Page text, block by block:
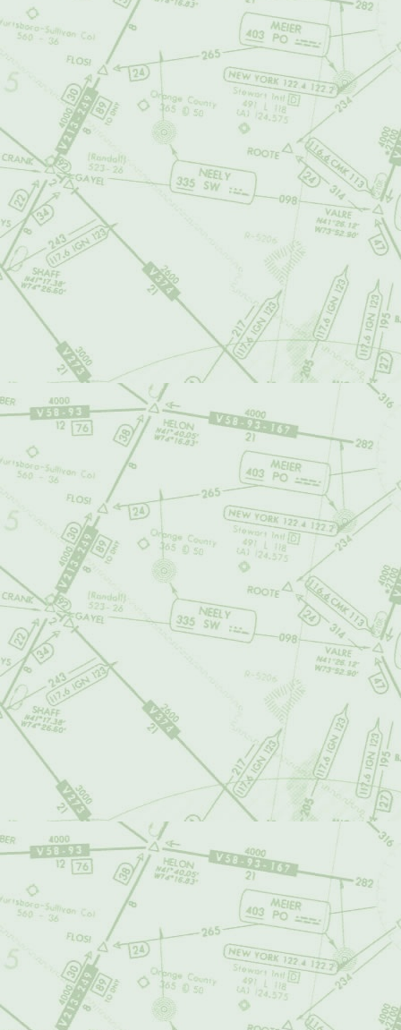
Nota importante:
usuarios a
vulnerara algún
posible para
2. DE LOS
airalandalus.org
usuarios, dicho
y/o educativo, o
airalandalus.org
pueda contener
forma, los
3. DE LOS
airalandalus.org
contenidos del
falsedades, no
De igual
acuerdo por
airalandalus.org
manera. La
ningún modo la
4.
airalandalus.org
INDEBIDO DE
DE FORMA
CONSULTAR
DIRECTOS,
LA
CONTENIDO,
DEL SITIO
INDEBIDO O
PARA
El usuario se
indemnizar a
abogados, por